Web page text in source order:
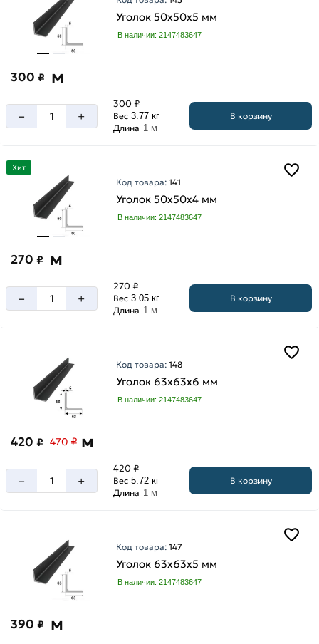
Уголок 50х50х5 мм
В наличии: 2147483647
300 ₽ м
– +
300 ₽
Вес 3.77 кг
Длина 1 м
В корзину
Хит
Код товара:141
Уголок 50х50х4 мм
В наличии: 2147483647
270 ₽ м
– +
270 ₽
Вес 3.05 кг
Длина 1 м
В корзину
Код товара:148
Уголок 63х63х6 мм
В наличии: 2147483647
420 ₽ 470 ₽ м
– +
420 ₽
Вес 5.72 кг
Длина 1 м
В корзину
Код товара:147
Уголок 63х63х5 мм
В наличии: 2147483647
390 ₽ м